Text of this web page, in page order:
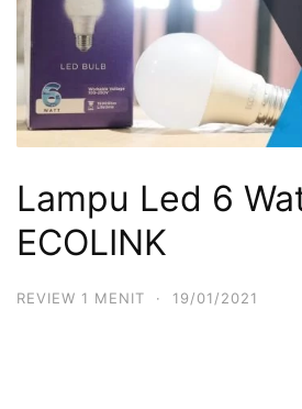
Lampu Led 6
ECOLINK
REVIEW 1 MENIT · 19/01/2021